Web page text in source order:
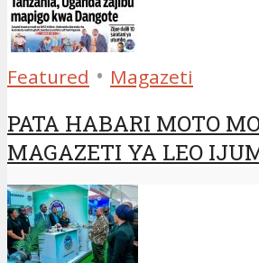
Featured • Magazeti
PATA HABARI MOTO
MAGAZETI YA LEO